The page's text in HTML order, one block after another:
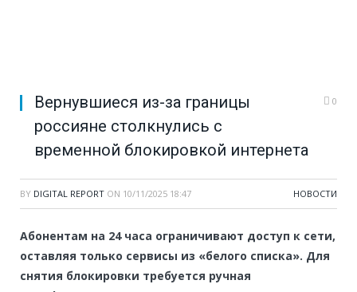
Вернувшиеся из-за границы
россияне столкнулись с
временной блокировкой интернета
0
BY DIGITAL REPORT ON 10/11/2025 18:47 НОВОСТИ
Абонентам на 24 часа ограничивают доступ к сети,
оставляя только сервисы из «белого списка». Для
снятия блокировки требуется ручная